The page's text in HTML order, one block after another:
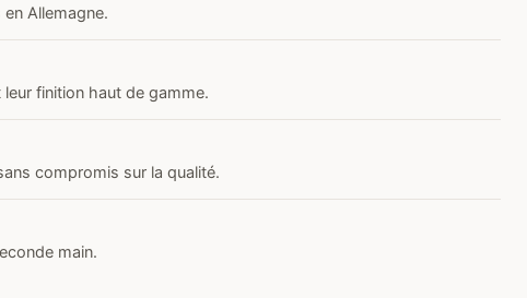
Allemagne.
finition haut de gamme.
compromis sur la qualité.
main.